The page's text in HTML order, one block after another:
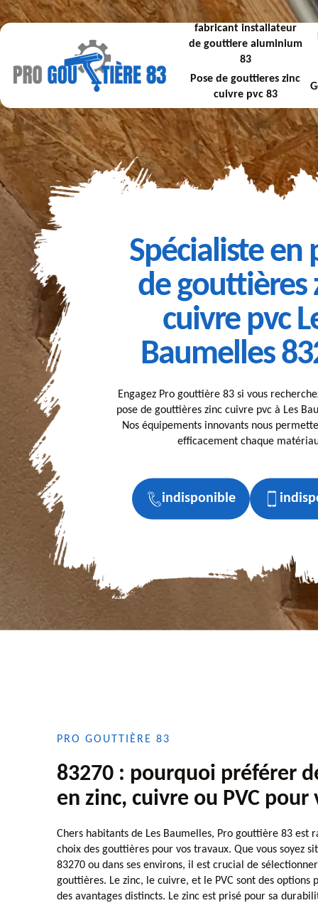
fabricant installateur
de gouttiere aluminium
83
Pose de gouttieres zinc
cuivre pvc 83
Spécialiste en
de gouttières
cuivre pvc
Baumelles
Engagez Pro gouttière 83 si vous
pose de gouttières zinc cuivre pvc à Les
Nos équipements innovants nous
efficacement chaque
indisponible
PRO GOUTTIÈRE 83
83270 : pourquoi préférer
en zinc, cuivre ou PVC pour
Chers habitants de Les Baumelles, Pro gouttière 83 est
choix des gouttières pour vos travaux. Que vous soyez
83270 ou dans ses environs, il est crucial de
gouttières. Le zinc, le cuivre, et le PVC sont des options
des avantages distincts. Le zinc est prisé pour sa